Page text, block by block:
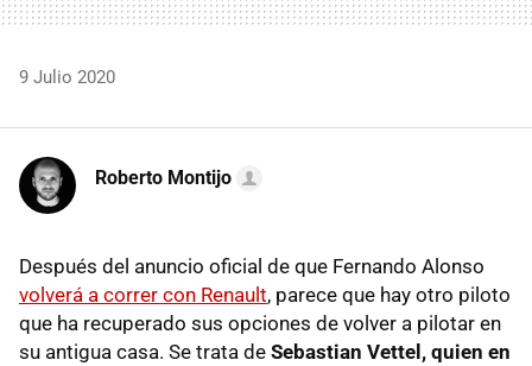
9 Julio 2020
Roberto Montijo
Después del anuncio oficial de que Fernando Alonso
volverá a correr con Renault, parece que hay otro piloto
que ha recuperado sus opciones de volver a pilotar en
su antigua casa. Se trata de Sebastian Vettel, quien en